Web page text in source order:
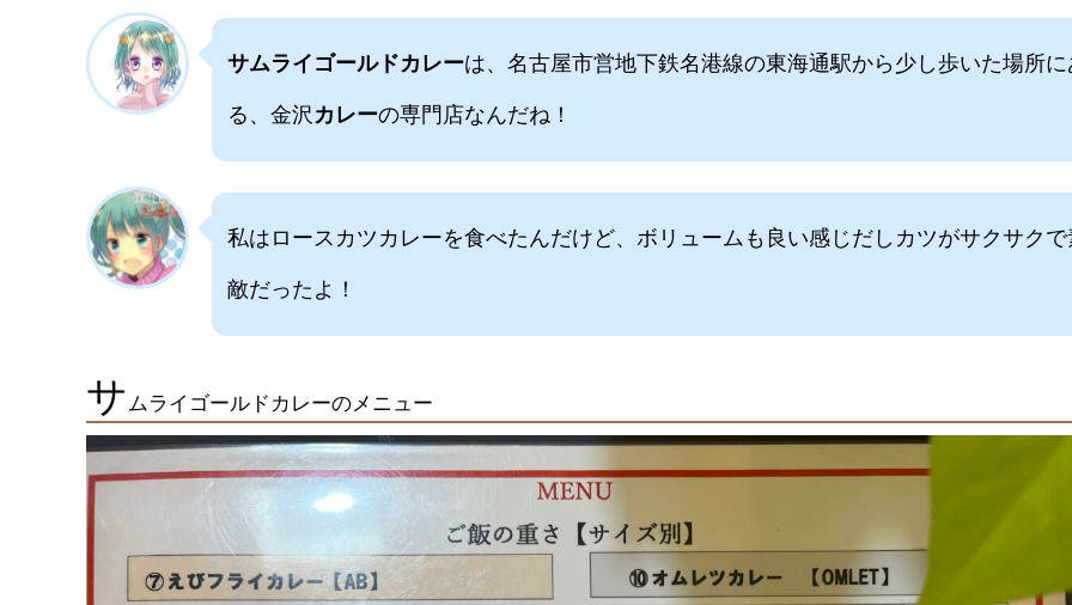
サムライゴールドカレーは、名古屋市営地下鉄名港線の東海通駅から少し歩いた場所に
る、金沢 カレーの専門店なんだね！
私はロースカツカレーを食べたんだけど、ボリュームも良い感じだしカツがサクサクで
敵だったよ！
サ ムライゴールドカレーのメニュー